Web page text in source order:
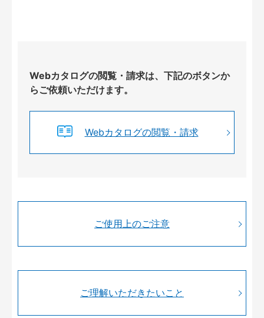
Webカタログの閲覧・請求は、下記のボタンか
らご依頼いただけます。
Webカタログの閲覧・請求
ご使用上のご注意
ご理解いただきたいこと